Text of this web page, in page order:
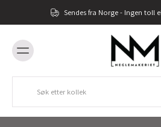
Sendes fra Norge - Ingen toll